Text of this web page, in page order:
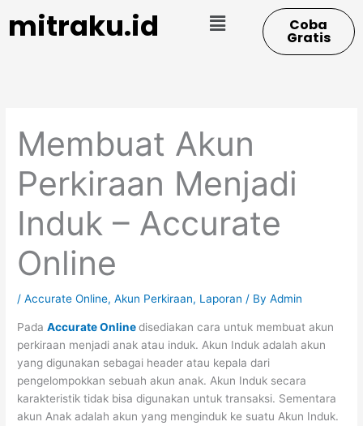
mitraku.id Menu Coba
Gratis
Membuat Akun
Perkiraan Menjadi
Induk – Accurate
Online
/Accurate Online,Akun Perkiraan, Laporan / ByAdmin
PadaAccurate Onlinedisediakan cara untuk membuat akun
perkiraan menjadi anak atau induk. Akun Induk adalah akun
yang digunakan sebagai header atau kepala dari
pengelompokkan sebuah akun anak. Akun Induk secara
karakteristik tidak bisa digunakan untuk transaksi. Sementara
akun Anak adalah akun yang menginduk ke suatu Akun Induk.